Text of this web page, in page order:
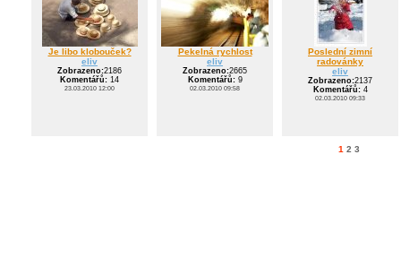
Je libo klobouček?
eliv
Zobrazeno:2186
Komentářů: 14
23.03.2010 12:00
Pekelná rychlost
eliv
Zobrazeno:2665
Komentářů:9
02.03.2010 09:58
Poslední zimní
radovánky
eliv
Zobrazeno:2137
Komentářů:4
02.03.2010 09:33
1 2 3